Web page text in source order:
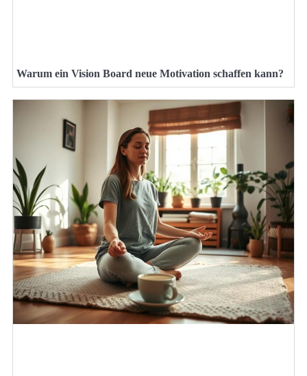
Warum ein Vision Board neue Motivation schaffen kann?